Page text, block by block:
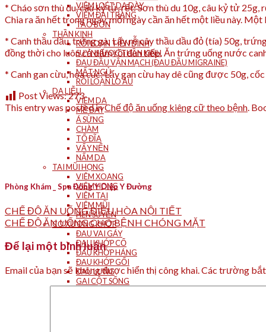
VIÊM LOÉT DẠ DÀY
VIÊM ĐẠI TRÀNG
TÁO BÓN
THẦN KINH
RỐI LOẠN TIỀN ĐÌNH
SUY NHƯỢC THẦN KINH
ĐAU ĐẦU VẬN MẠCH (ĐAU ĐẦU MIGRAINE)
MẤT NGỦ
RỐI LOẠN LO ÂU
DA LIỄU
VIÊM DA
MỀ ĐAY
Á SỪNG
CHÀM
TỔ ĐĨA
VẨY NẾN
NẤM DA
TAI MŨI HỌNG
VIÊM XOANG
VIÊM HỌNG
VIÊM TAI
VIÊM MŨI
HEN SUYỄN
CƠ XƯƠNG KHỚP
ĐAU VAI GÁY
ĐAU KHỚP CỔ
ĐAU KHỚP HÁNG
ĐAU KHỚP GỐI
ĐAU LƯNG
GAI CỘT SỐNG
* Cháo sơn thù du, câu kỷ tử, rết: Sơn thù du 10g, câu kỷ tử
Chia ra ăn hết trong ngày, mỗi ngày cần ăn hết một liều này. Một
* Canh thầu dầu, trứng gà: Lấy rễ cây thầu dầu đỏ (tía) 50g,
đồng thời cho luôn cả dấm rồi đun tiếp. Ăn trứng uống nước
* Canh gan cừu, hoa cúc: Lấy gan cừu hay dê cũng được 50g,
Post Views:273
This entry was posted inChế độ ăn uống kiêng cữ theo bệnh.
Phòng Khám _ Spa Đông Y Diệp Y Đường
CHẾ ĐỘ ĂN UỐNG ĐIỀU HÒA NỘI TIẾT
CHẾ ĐỘ ĂN UỐNG CHO BỆNH CHÓNG MẶT
Để lại một bình luận
Email của bạn sẽ không được hiển thị công khai.Các trường